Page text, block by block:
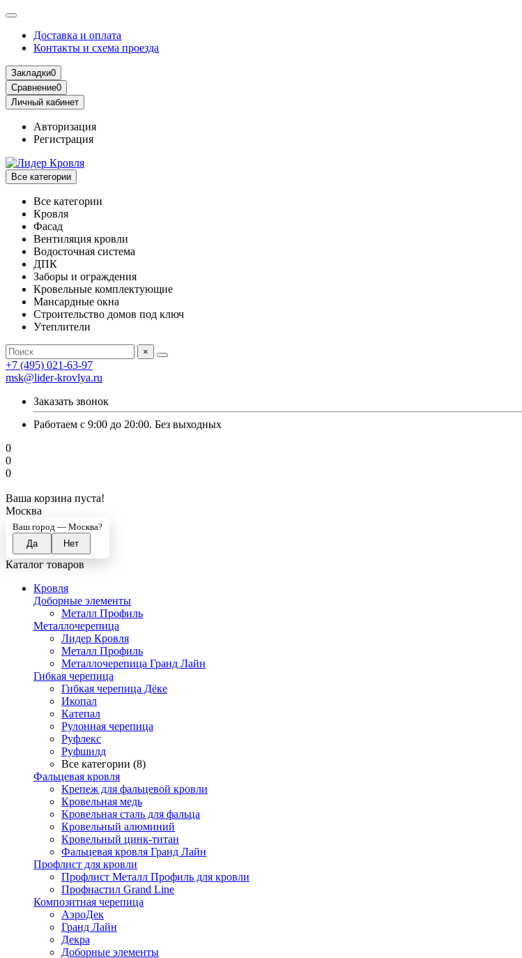
Доставка и оплата
Контакты и схема проезда
Закладки0
Сравнение0
Личный кабинет
Авторизация
Регистрация
Все категории
Все категории
Кровля
Фасад
Вентиляция кровли
Водосточная система
ДПК
Заборы и ограждения
Кровельные комплектующие
Мансардные окна
Строительство домов под ключ
Утеплители
×
+7 (495) 021-63-97
msk@lider-krovlya.ru
Заказать звонок
Работаем с 9:00 до 20:00. Без выходных
0
0
0
Ваша корзина пуста!
Москва
Ваш город — Москва?
Каталог товаров
Кровля
Доборные элементы
Металл Профиль
Металлочерепица
Лидер Кровля
Металл Профиль
Металлочерепица Гранд Лайн
Гибкая черепица
Гибкая черепица Дёке
Икопал
Катепал
Рулонная черепица
Руфлекс
Руфшилд
Все категории (8)
Фальцевая кровля
Крепеж для фальцевой кровли
Кровельная медь
Кровельная сталь для фальца
Кровельный алюминий
Кровельный цинк-титан
Фальцевая кровля Гранд Лайн
Профлист для кровли
Профлист Металл Профиль для кровли
Профнастил Grand Line
Композитная черепица
АэроДек
Гранд Лайн
Декра
Доборные элементы